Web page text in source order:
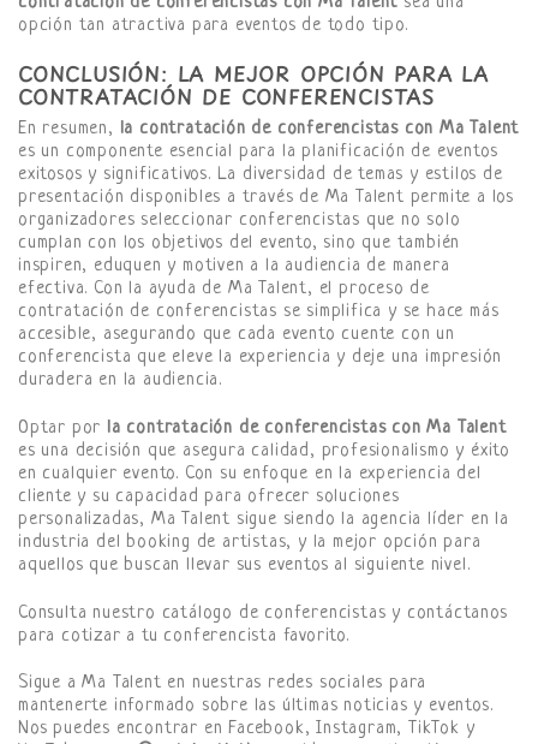
opción tan atractiva para eventos de todo tipo.
CONCLUSIÓN: LA MEJOR OPCIÓN PARA LA
CONTRATACIÓN DE CONFERENCISTAS
En resumen, la contratación de conferencistas con Ma Talent
es un componente esencial para la planificación de eventos
exitosos y significativos. La diversidad de temas y estilos de
presentación disponibles a través de Ma Talent permite a los
organizadores seleccionar conferencistas que no solo
cumplan con los objetivos del evento, sino que también
inspiren, eduquen y motiven a la audiencia de manera
efectiva. Con la ayuda de Ma Talent, el proceso de
contratación de conferencistas se simplifica y se hace más
accesible, asegurando que cada evento cuente con un
conferencista que eleve la experiencia y deje una impresión
duradera en la audiencia.
Optar por la contratación de conferencistas con Ma Talent
es una decisión que asegura calidad, profesionalismo y éxito
en cualquier evento. Con su enfoque en la experiencia del
cliente y su capacidad para ofrecer soluciones
personalizadas, Ma Talent sigue siendo la agencia líder en la
industria del booking de artistas, y la mejor opción para
aquellos que buscan llevar sus eventos al siguiente nivel.
Consulta nuestro catálogo de conferencistas y contáctanos
para cotizar a tu conferencista favorito.
Sigue a Ma Talent en nuestras redes sociales para
mantenerte informado sobre las últimas noticias y eventos.
Nos puedes encontrar en Facebook, Instagram, TikTok y